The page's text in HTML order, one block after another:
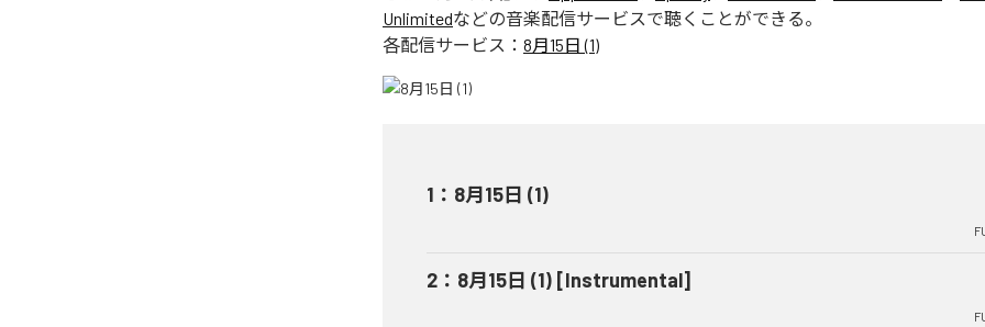
Unlimitedなどの音楽配信サービスで聴くことができる。
各配信サービス： 8月15日 (1)
1 ： 8月15日 (1)
2 ： 8月15日 (1) [Instrumental]